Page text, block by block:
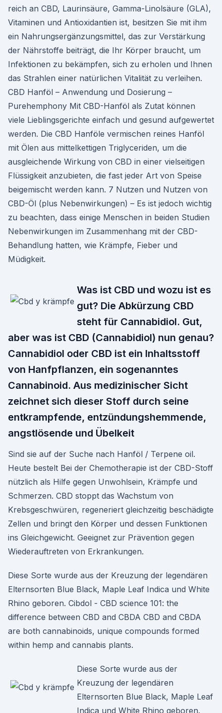
reich an CBD, Laurinsäure, Gamma-Linolsäure (GLA),
Vitaminen und Antioxidantien ist, besitzen Sie mit ihm
ein Nahrungsergänzungsmittel, das zur Verstärkung
der Nährstoffe beiträgt, die Ihr Körper braucht, um
Infektionen zu bekämpfen, sich zu erholen und Ihnen
das Strahlen einer natürlichen Vitalität zu verleihen.
CBD Hanföl – Anwendung und Dosierung –
Purehemphony Mit CBD-Hanföl als Zutat können
viele Lieblingsgerichte einfach und gesund aufgewertet
werden. Die CBD Hanföle vermischen reines Hanföl
mit Ölen aus mittelkettigen Triglyceriden, um die
ausgleichende Wirkung von CBD in einer vielseitigen
Flüssigkeit anzubieten, die fast jeder Art von Speise
beigemischt werden kann. 7 Nutzen und Nutzen von
CBD-Öl (plus Nebenwirkungen) – Es ist jedoch wichtig
zu beachten, dass einige Menschen in beiden Studien
Nebenwirkungen im Zusammenhang mit der CBD-
Behandlung hatten, wie Krämpfe, Fieber und
Müdigkeit.
Was ist CBD und wozu ist es
gut? Die Abkürzung CBD
steht für Cannabidiol. Gut,
aber was ist CBD (Cannabidiol) nun genau?
Cannabidiol oder CBD ist ein Inhaltsstoff
von Hanfpflanzen, ein sogenanntes
Cannabinoid. Aus medizinischer Sicht
zeichnet sich dieser Stoff durch seine
entkrampfende, entzündungshemmende,
angstlösende und Übelkeit
Sind sie auf der Suche nach Hanföl / Terpene oil.
Heute bestelt Bei der Chemotherapie ist der CBD-Stoff
nützlich als Hilfe gegen Unwohlsein, Krämpfe und
Schmerzen. CBD stoppt das Wachstum von
Krebsgeschwüren, regeneriert gleichzeitig beschädigte
Zellen und bringt den Körper und dessen Funktionen
ins Gleichgewicht. Geeignet zur Prävention gegen
Wiederauftreten von Erkrankungen.
Diese Sorte wurde aus der Kreuzung der legendären
Elternsorten Blue Black, Maple Leaf Indica und White
Rhino geboren. Cibdol - CBD science 101: the
difference between CBD and CBDA CBD and CBDA
are both cannabinoids, unique compounds formed
within hemp and cannabis plants.
Diese Sorte wurde aus der
Kreuzung der legendären
Elternsorten Blue Black, Maple Leaf
Indica und White Rhino geboren.